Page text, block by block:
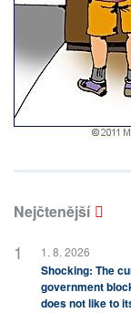
Nejčtenější
1. 8. 2026
Shocking: The
government
does not like to